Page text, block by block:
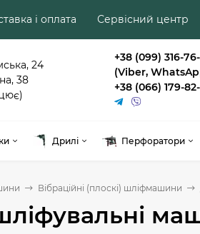
і оплата Сервісний центр
24
38
+38 (099) 316-
(Viber,
+38 (066) 179-
Дрилі Перфоратори
Вібраційні (плоскі) шліфмашини